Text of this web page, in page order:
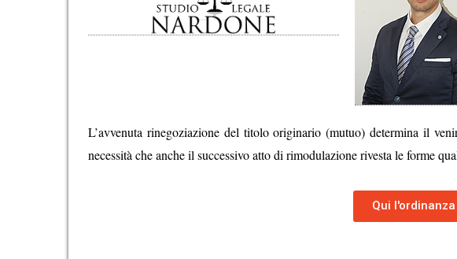
L’avvenuta rinegoziazione del titolo originario (mutuo) determina il
necessità che anche il successivo atto di rimodulazione rivesta le forme
Qui l'ordinanza